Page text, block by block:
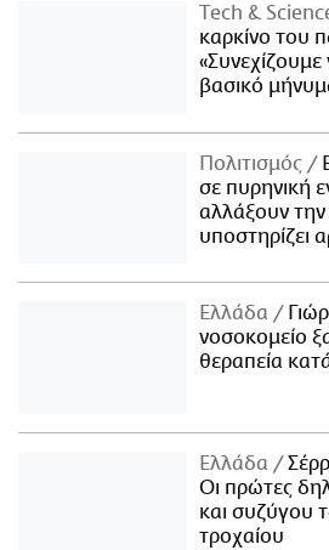
Τech &
καρκίνο του
βασικό
Πολιτισμός
σε πυρηνική
αλλάξουν την
υποστηρίζει
Ελλάδα
νοσοκομείο
θεραπεία
Ελλάδα
Οι πρώτες
και συζύγου
τροχαίου